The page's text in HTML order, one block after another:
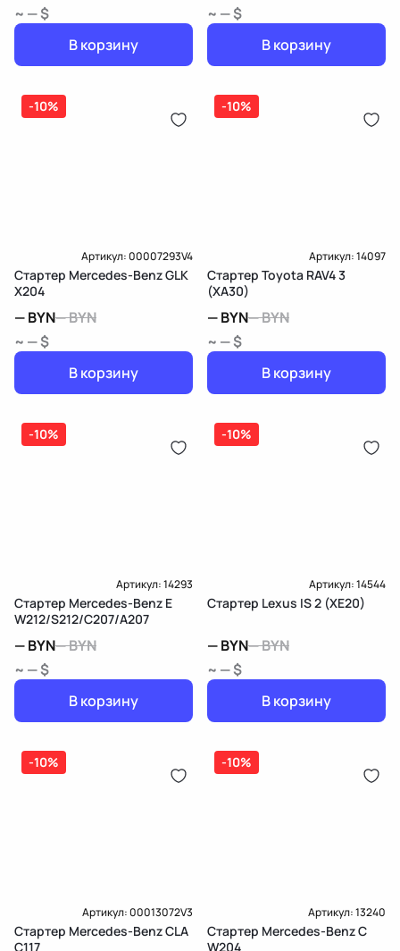
~ — $
В корзину
~ — $
В корзину
-10%
Артикул:00007293V4
Стартер Mercedes-Benz GLK
X204
—BYN—BYN
~ — $
В корзину
-10%
Артикул:14097
Стартер Toyota RAV4 3
(XA30)
—BYN—BYN
~ — $
В корзину
-10%
Артикул:14293
Стартер Mercedes-Benz E
W212/S212/C207/A207
—BYN—BYN
~ — $
В корзину
-10%
Артикул:14544
Стартер Lexus IS 2 (XE20)
—BYN—BYN
~ — $
В корзину
-10%
Артикул:00013072V3
Стартер Mercedes-Benz CLA
C117
-10%
Артикул:13240
Стартер Mercedes-Benz C
W204